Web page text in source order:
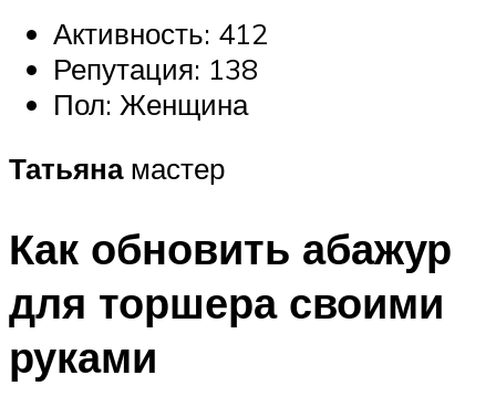
Активность: 412
Репутация: 138
Пол: Женщина
Татьянамастер
Как обновить абажур
для торшера своими
руками